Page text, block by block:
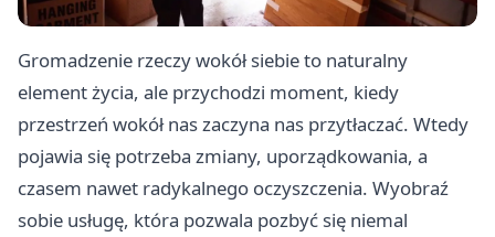
Gromadzenie rzeczy wokół siebie to naturalny
element życia, ale przychodzi moment, kiedy
przestrzeń wokół nas zaczyna nas przytłaczać. Wtedy
pojawia się potrzeba zmiany, uporządkowania, a
czasem nawet radykalnego oczyszczenia. Wyobraź
sobie usługę, która pozwala pozbyć się niemal